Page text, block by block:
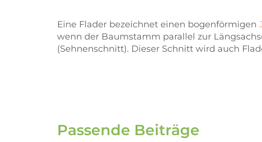
Eine Flader bezeichnet einen bogenförmigen
wenn der Baumstamm parallel zur
(Sehnenschnitt). Dieser Schnitt wird auch
Passende Beiträge